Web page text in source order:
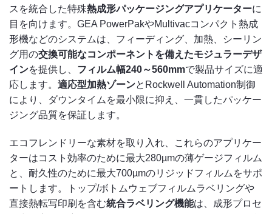
スを統合した特殊熱成形パッケージングアプリケーターに
目を向けます。GEA PowerPakやMultivacコンパクト熱成
形機などのシステムは、フィーディング、加熱、シーリン
グ用の交換可能なコンポーネントを備えたモジュラーデザ
インを提供し、 フィルム幅240～560mmで製品サイズに適
応します。 適応型加熱ゾーンとRockwell Automation制御
により、ダウンタイムを最小限に抑え、一貫したパッケー
ジング品質を保証します。
エコフレンドリーな素材を取り入れ、これらのアプリケー
ターはコスト効率のために最大280µmの薄ゲージフィルム
と、耐久性のために最大700µmのリジッドフィルムをサポ
ートします。トップ/ボトムウェブフィルムラベリングや
直接熱転写印刷を含む統合ラベリング機能は、成形プロセ